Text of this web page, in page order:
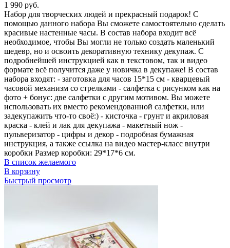
1 990 руб.
Набор для творческих людей и прекрасный подарок! С
помощью данного набора Вы сможете самостоятельно сделать
красивые настенные часы. В состав набора входит всё
необходимое, чтобы Вы могли не только создать маленький
шедевр, но и освоить декоративную технику декупаж. С
подробнейшей инструкцией как в текстовом, так и видео
формате всё получится даже у новичка в декупаже! В состав
набора входят: - заготовка для часов 15*15 см - кварцевый
часовой механизм со стрелками - салфетка с рисунком как на
фото + бонус: две салфетки с другим мотивом. Вы можете
использовать их вместо рекомендованной салфетки, или
задекупажить что-то своё:) - кисточка - грунт и акриловая
краска - клей и лак для декупажа - макетный нож -
пульверизатор - цифры и декор - подробная бумажная
инструкция, а также ссылка на видео мастер-класс внутри
коробки Размер коробки: 29*17*6 см.
В список желаемого
В корзину
Быстрый просмотр